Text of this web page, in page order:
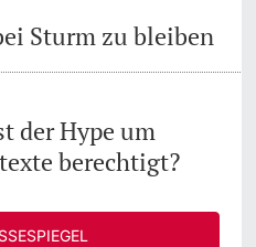
Sturm zu bleiben
der Hype um
berechtigt?